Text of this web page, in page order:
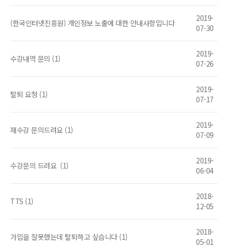
(한국인터넷진흥원) 개인정보 노출에 대한 안내사항입니다
2019-
07-30
수강내역 문의 (1)
2019-
07-26
탈퇴 요청 (1)
2019-
07-17
재수강 문의드려요 (1)
2019-
07-09
수강문의 드려요 (1)
2019-
06-04
TTS (1)
2018-
12-05
가입을 잘못했는데 탈퇴하고 싶습니다 (1)
2018-
05-01